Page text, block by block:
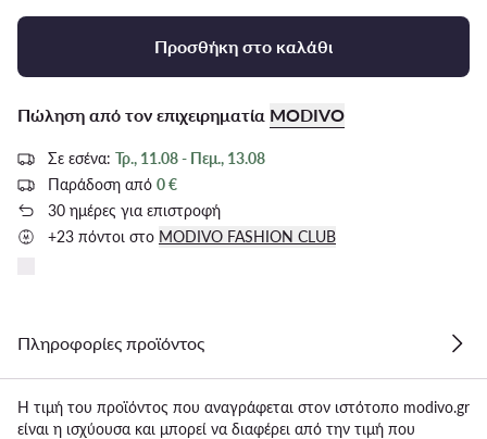
Προσθήκη στο καλάθι
Πώληση από τον επιχειρηματία MODIVO
Σε εσένα: Τρ., 11.08 - Πεμ., 13.08
Παράδοση από 0 €
30 ημέρες για επιστροφή
+23 πόντοι στο MODIVO FASHION CLUB
Πληροφορίες προϊόντος
Η τιμή του προϊόντος που αναγράφεται στον ιστότοπο modivo.gr
είναι η ισχύουσα και μπορεί να διαφέρει από την τιμή που